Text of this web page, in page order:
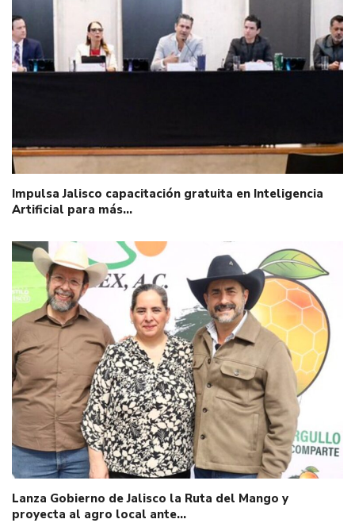
Impulsa Jalisco capacitación gratuita en Inteligencia
Artificial para más…
Lanza Gobierno de Jalisco la Ruta del Mango y
proyecta al agro local ante…